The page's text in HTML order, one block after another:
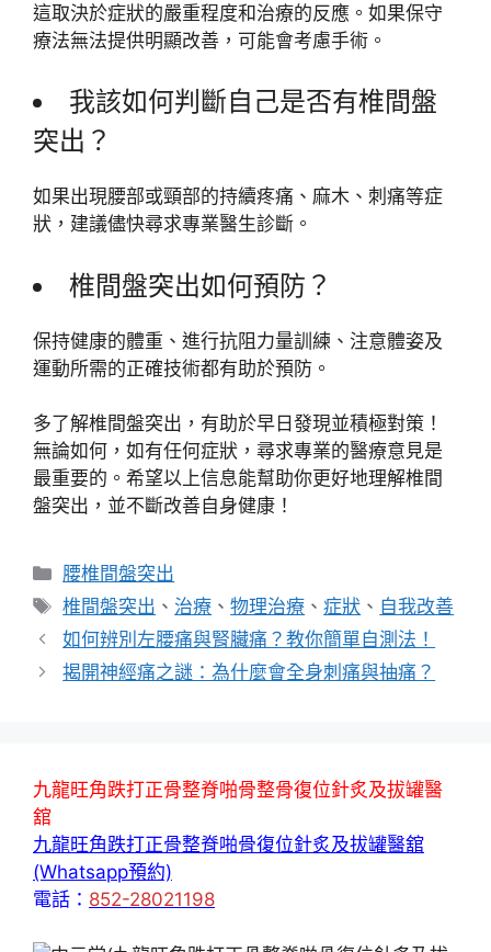
這取決於症狀的嚴重程度和治療的反應。如果保守
療法無法提供明顯改善，可能會考慮手術。
我該如何判斷自己是否有椎間盤
突出？
如果出現腰部或頸部的持續疼痛、麻木、刺痛等症
狀，建議儘快尋求專業醫生診斷。
椎間盤突出如何預防？
保持健康的體重、進行抗阻力量訓練、注意體姿及
運動所需的正確技術都有助於預防。
多了解椎間盤突出，有助於早日發現並積極對策！
無論如何，如有任何症狀，尋求專業的醫療意見是
最重要的。希望以上信息能幫助你更好地理解椎間
盤突出，並不斷改善自身健康！
分
類
腰椎間盤突出
標
籤
椎間盤突出 、 治療 、物理治療 、症狀 、 自我改善
如何辨別左腰痛與腎臟痛？教你簡單自測法！
揭開神經痛之謎：為什麼會全身刺痛與抽痛？
九龍旺角跌打正骨整脊啪骨整骨復位針炙及拔罐醫
舘
九龍旺角跌打正骨整脊啪骨復位針炙及拔罐醫舘
(Whatsapp預約)
電話： 852-28021198